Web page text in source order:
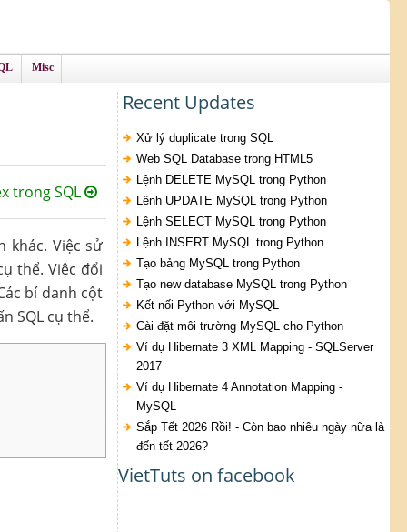
Misc
trong SQL
khác. Việc sử
thể. Việc đổi
bí danh cột
SQL cụ thể.
Recent Updates
Xử lý duplicate trong SQL
Web SQL Database trong HTML5
Lệnh DELETE MySQL trong Python
Lệnh UPDATE MySQL trong Python
Lệnh SELECT MySQL trong Python
Lệnh INSERT MySQL trong Python
Tạo bảng MySQL trong Python
Tạo new database MySQL trong Python
Kết nối Python với MySQL
Cài đặt môi trường MySQL cho Python
Ví dụ Hibernate 3 XML Mapping - SQLServer
2017
Ví dụ Hibernate 4 Annotation Mapping -
MySQL
Sắp Tết 2026 Rồi! - Còn bao nhiêu ngày nữa là
đến tết 2026?
VietTuts on facebook